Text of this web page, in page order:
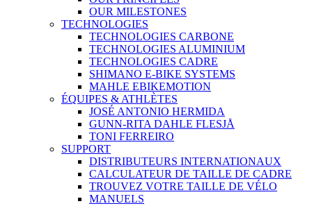
OUR MILESTONES
TECHNOLOGIES
TECHNOLOGIES CARBONE
TECHNOLOGIES ALUMINIUM
TECHNOLOGIES CADRE
SHIMANO E-BIKE SYSTEMS
MAHLE EBIKEMOTION
ÉQUIPES & ATHLÈTES
JOSÉ ANTONIO HERMIDA
GUNN-RITA DAHLE FLESJÅ
TONI FERREIRO
SUPPORT
DISTRIBUTEURS INTERNATIONAUX
CALCULATEUR DE TAILLE DE CADRE
TROUVEZ VOTRE TAILLE DE VÉLO
MANUELS